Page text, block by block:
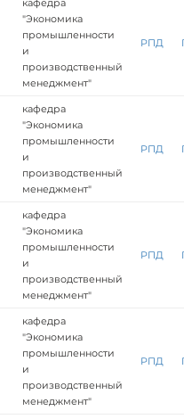
кафедра
"Экономика
промышленности
и
производственный
менеджмент"
РПД
кафедра
"Экономика
промышленности
и
производственный
менеджмент"
РПД
кафедра
"Экономика
промышленности
и
производственный
менеджмент"
РПД
кафедра
"Экономика
промышленности
и
производственный
менеджмент"
РПД